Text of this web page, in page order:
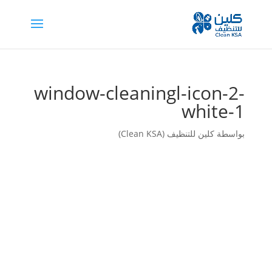
window-cleaningl-icon-2-
white-1
بواسطة كلين للتنظيف (Clean KSA)